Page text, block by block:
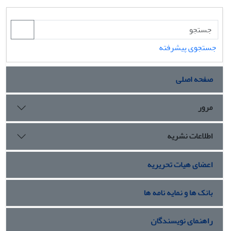
جستجوی پیشرفته
صفحه اصلی
مرور
اطلاعات نشریه
اعضای هیات تحریریه
بانک ها و نمایه نامه ها
راهنمای نویسندگان